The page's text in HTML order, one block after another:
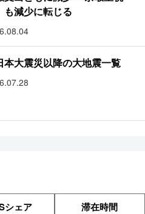
も減少に転じる
本大震災以降の大地震一覧
シェア 滞在時間